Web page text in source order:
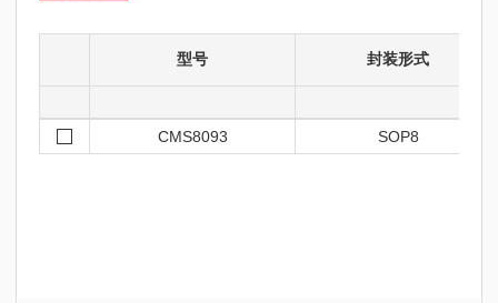
型号 封装形式
CMS8093 SOP8